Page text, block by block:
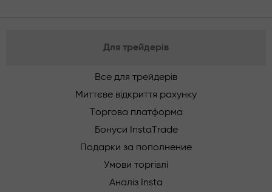
Для трейдерів
Все для трейдерів
Миттєве відкриття рахунку
Торгова платформа
Бонуси InstaTrade
Подарки за пополнение
Умови торгівлі
Аналіз Insta